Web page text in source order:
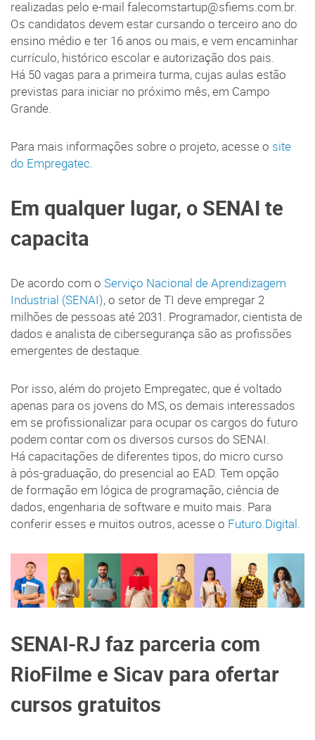
realizadas pelo e-mail falecomstartup@sfiems.com.br.
Os candidatos devem estar cursando o terceiro ano do
ensino médio e ter 16 anos ou mais, e vem encaminhar
currículo, histórico escolar e autorização dos pais.
Há 50 vagas para a primeira turma, cujas aulas estão
previstas para iniciar no próximo mês, em Campo
Grande.
Para mais informações sobre o projeto, acesse o site
do Empregatec.
Em qualquer lugar, o SENAI te
capacita
De acordo com o Serviço Nacional de Aprendizagem
Industrial (SENAI), o setor de TI deve empregar 2
milhões de pessoas até 2031. Programador, cientista de
dados e analista de cibersegurança são as profissões
emergentes de destaque.
Por isso, além do projeto Empregatec, que é voltado
apenas para os jovens do MS, os demais interessados
em se profissionalizar para ocupar os cargos do futuro
podem contar com os diversos cursos do SENAI.
Há capacitações de diferentes tipos, do micro curso
à pós-graduação, do presencial ao EAD. Tem opção
de formação em lógica de programação, ciência de
dados, engenharia de software e muito mais. Para
conferir esses e muitos outros, acesse o Futuro.Digital.
SENAI-RJ faz parceria com
RioFilme e Sicav para ofertar
cursos gratuitos